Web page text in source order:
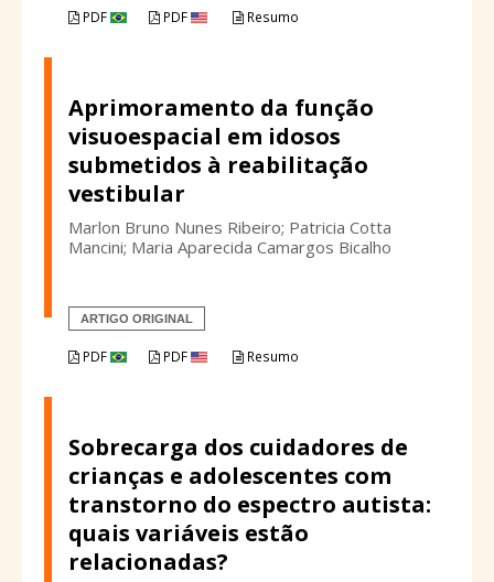
PDF PDF Resumo
Aprimoramento da função
visuoespacial em idosos
submetidos à reabilitação
vestibular
Marlon Bruno Nunes Ribeiro; Patricia Cotta
Mancini; Maria Aparecida Camargos Bicalho
ARTIGO ORIGINAL
PDF PDF Resumo
Sobrecarga dos cuidadores de
crianças e adolescentes com
transtorno do espectro autista:
quais variáveis estão
relacionadas?